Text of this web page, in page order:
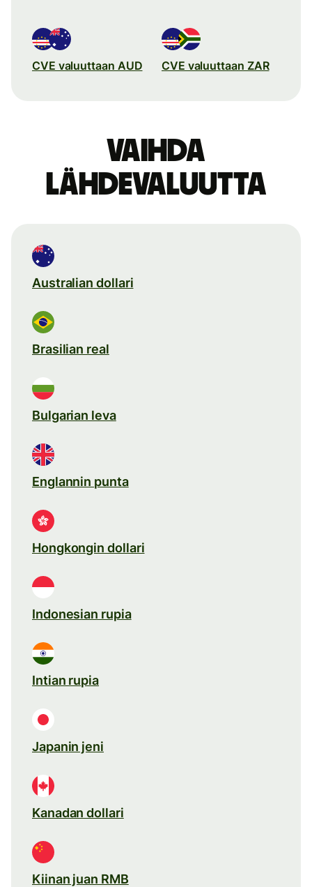
CVE valuuttaan AUD CVE valuuttaan ZAR
Vaihda
lähdevaluutta
Australian dollari
Brasilian real
Bulgarian leva
Englannin punta
Hongkongin dollari
Indonesian rupia
Intian rupia
Japanin jeni
Kanadan dollari
Kiinan juan RMB